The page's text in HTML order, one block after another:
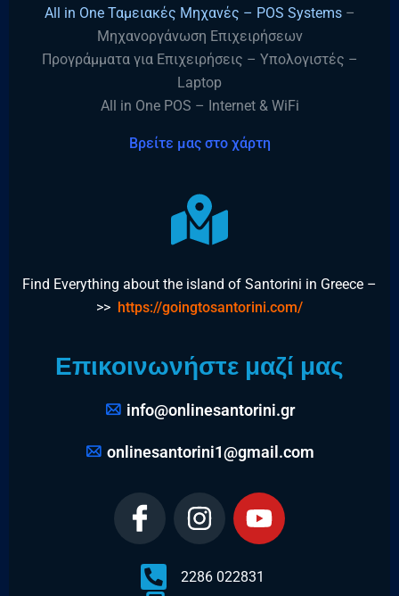
All in One Ταμειακές Μηχανές – POS Systems–
Μηχανοργάνωση Επιχειρήσεων
Προγράμματα για Επιχειρήσεις – Υπολογιστές –
Laptop
All in One POS – Internet & WiFi
Βρείτε μας στο χάρτη
Find Everything about the island of Santorini in Greece –
>> https://goingtosantorini.com/
Επικοινωνήστε μαζί μας
info@onlinesantorini.gr
onlinesantorini1@gmail.com
2286 022831